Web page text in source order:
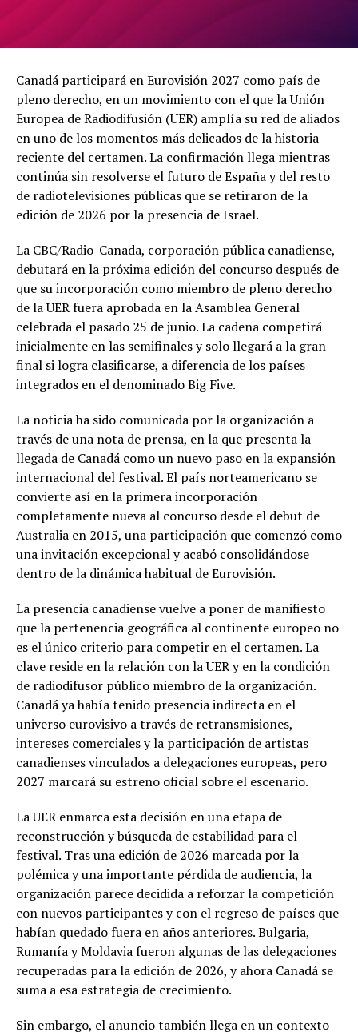
Canadá participará en Eurovisión 2027 como país de
pleno derecho, en un movimiento con el que la Unión
Europea de Radiodifusión (UER) amplía su red de aliados
en uno de los momentos más delicados de la historia
reciente del certamen. La confirmación llega mientras
continúa sin resolverse el futuro de España y del resto
de radiotelevisiones públicas que se retiraron de la
edición de 2026 por la presencia de Israel.
La CBC/Radio-Canada, corporación pública canadiense,
debutará en la próxima edición del concurso después de
que su incorporación como miembro de pleno derecho
de la UER fuera aprobada en la Asamblea General
celebrada el pasado 25 de junio. La cadena competirá
inicialmente en las semifinales y solo llegará a la gran
final si logra clasificarse, a diferencia de los países
integrados en el denominado Big Five.
La noticia ha sido comunicada por la organización a
través de una nota de prensa, en la que presenta la
llegada de Canadá como un nuevo paso en la expansión
internacional del festival. El país norteamericano se
convierte así en la primera incorporación
completamente nueva al concurso desde el debut de
Australia en 2015, una participación que comenzó como
una invitación excepcional y acabó consolidándose
dentro de la dinámica habitual de Eurovisión.
La presencia canadiense vuelve a poner de manifiesto
que la pertenencia geográfica al continente europeo no
es el único criterio para competir en el certamen. La
clave reside en la relación con la UER y en la condición
de radiodifusor público miembro de la organización.
Canadá ya había tenido presencia indirecta en el
universo eurovisivo a través de retransmisiones,
intereses comerciales y la participación de artistas
canadienses vinculados a delegaciones europeas, pero
2027 marcará su estreno oficial sobre el escenario.
La UER enmarca esta decisión en una etapa de
reconstrucción y búsqueda de estabilidad para el
festival. Tras una edición de 2026 marcada por la
polémica y una importante pérdida de audiencia, la
organización parece decidida a reforzar la competición
con nuevos participantes y con el regreso de países que
habían quedado fuera en años anteriores. Bulgaria,
Rumanía y Moldavia fueron algunas de las delegaciones
recuperadas para la edición de 2026, y ahora Canadá se
suma a esa estrategia de crecimiento.
Sin embargo, el anuncio también llega en un contexto